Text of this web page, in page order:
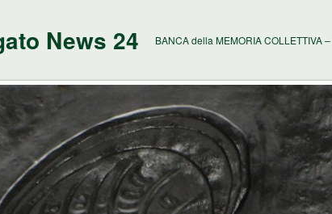
News 24 BANCA della MEMORIA COLLETTIVA